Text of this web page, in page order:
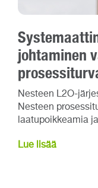
johtaminen
Nesteen L2O-
Nesteen
laatupoikkeamia
Lue lisää